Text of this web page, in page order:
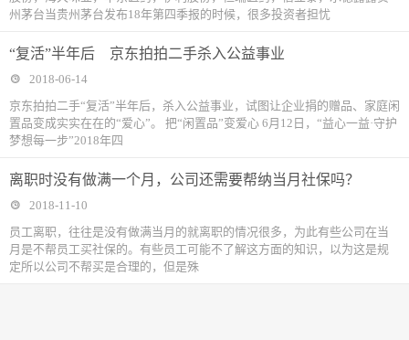
州茅台当贵州茅台发布18年第四季报的时候，很多投资者担忧
“复活”半年后 京东拍拍二手杀入公益事业
2018-06-14
京东拍拍二手“复活”半年后，杀入公益事业，试图让企业捐的赠品、家庭闲
置品变成实实在在的“爱心”。 把“闲置品”变爱心 6月12日，“益心一益·守护
梦想每一步”2018年四
离职时没有做满一个月，公司还需要帮纳当月社保吗？
2018-11-10
​员工离职，往往是没有做满当月的就离职的情况很多，为此有些公司在当
月是不帮员工买社保的。有些员工可能不了解这方面的知识，以为这是规
定所以公司不帮买是合理的，但是殊